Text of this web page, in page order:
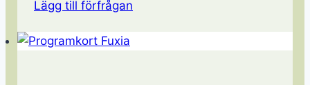
Lägg till förfrågan